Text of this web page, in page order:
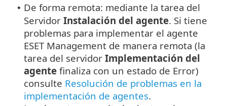
• De forma remota: mediante la tarea del
Servidor Instalación del agente. Si tiene
problemas para implementar el agente
ESET Management de manera remota (la
tarea del servidor Implementación del
agente finaliza con un estado de Error)
consulte Resolución de problemas en la
implementación de agentes.